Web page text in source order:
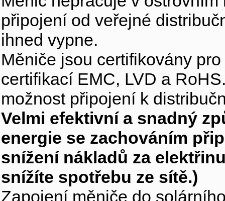
připojení od veřejné
ihned vypne.
Měniče jsou certifikovány
certifikací EMC, LVD a
možnost připojení k
Velmi efektivní a snadný
energie se zachováním
snížení nákladů za
snížíte spotřebu ze sítě.)
Zapojení měniče do